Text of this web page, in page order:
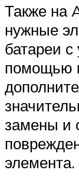
Также на
нужные
батареи
помощью
замены и
элемента.